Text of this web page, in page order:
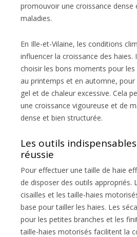
promouvoir une croissance dense
maladies.
En Ille-et-Vilaine, les conditions
influencer la croissance des haies.
choisir les bons moments pour
au printemps et en automne, pour
gel et de chaleur excessive. Cela
une croissance vigoureuse et de
dense et bien structurée.
Les outils
réussie
Pour effectuer une taille de haie
de disposer des outils appropriés.
cisailles et les taille-haies
base pour tailler les haies. Les
pour les petites branches et les
taille-haies motorisés facilitent la